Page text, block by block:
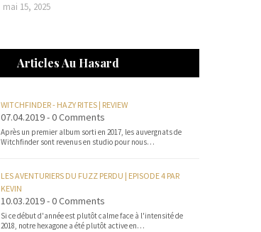
mai 15, 2025
Articles Au Hasard
WITCHFINDER - HAZY RITES | REVIEW
07.04.2019 - 0 Comments
Après un premier album sorti en 2017, les auvergnats de
Witchfinder sont revenus en studio pour nous…
LES AVENTURIERS DU FUZZ PERDU | EPISODE 4 PAR
KEVIN
10.03.2019 - 0 Comments
Si ce début d'année est plutôt calme face à l'intensité de
2018, notre hexagone a été plutôt active en…